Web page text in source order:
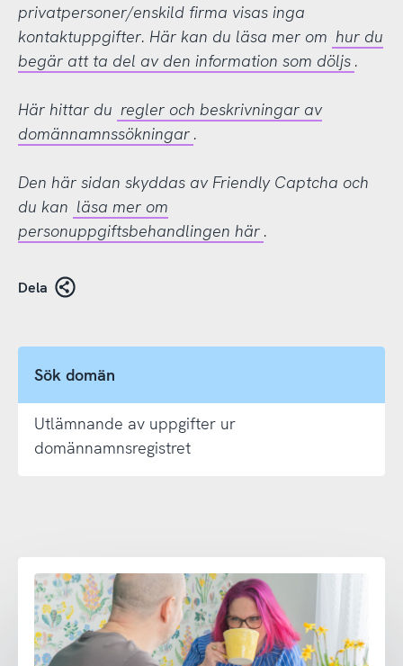
privatpersoner/enskild firma visas inga
kontaktuppgifter. Här kan du läsa mer om hur du
begär att ta del av den information som döljs .
Här hittar du regler och beskrivningar av
domännamnssökningar .
Den här sidan skyddas av Friendly Captcha och
du kan läsa mer om
personuppgiftsbehandlingen här .
Dela
Sök domän
Utlämnande av uppgifter ur
domännamnsregistret